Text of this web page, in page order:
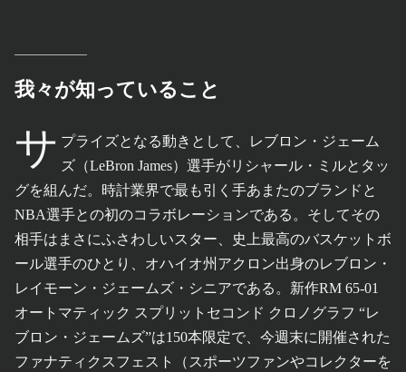
我々が知っていること
サ プライズとなる動きとして、レブロン・ジェーム
ズ（LeBron James）選手がリシャール・ミルとタッ
グを組んだ。時計業界で最も引く手あまたのブランドと
NBA選手との初のコラボレーションである。そしてその
相手はまさにふさわしいスター、史上最高のバスケットボ
ール選手のひとり、オハイオ州アクロン出身のレブロン・
レイモーン・ジェームズ・シニアである。新作RM 65-01
オートマティック スプリットセコンド クロノグラフ “レ
ブロン・ジェームズ”は150本限定で、今週末に開催された
ファナティクスフェスト（スポーツファンやコレクターを